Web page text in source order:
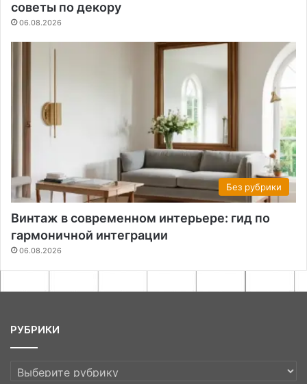
советы по декору
06.08.2026
Без рубрики
Винтаж в современном интерьере: гид по
гармоничной интеграции
06.08.2026
РУБРИКИ
РУБРИКИ